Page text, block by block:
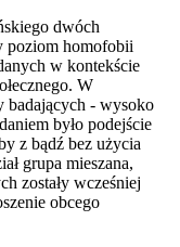
dwóch
poziom homofobii
w kontekście
W
badających - wysoko
było podejście
z bądź bez użycia
grupa mieszana,
zostały wcześniej
obcego